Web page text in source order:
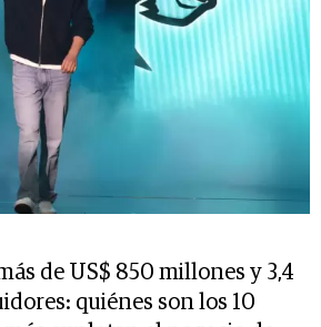
de US$ 850 millones y 3,4
quiénes son los 10